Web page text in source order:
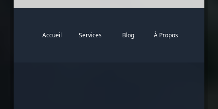
Accueil Services Blog À Propos